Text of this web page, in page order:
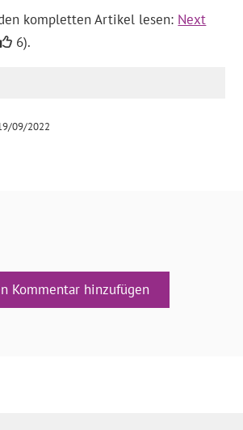
kompletten Artikel lesen: Next
6).
09/2022
Kommentar hinzufügen